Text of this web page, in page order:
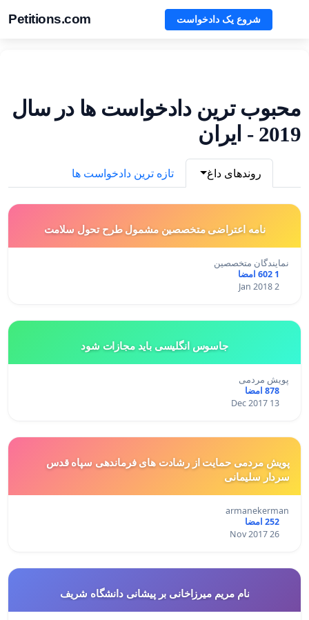
Petitions.com شروع یک دادخواست
محبوب ترین دادخواست ها در سال
2019 - ایران
روندهای داغ تازه ترین دادخواست ها
نامه اعتراضی متخصصین مشمول طرح تحول سلامت
نمایندگان متخصصین
1 602 امضا
2 Jan 2018
جاسوس انگلیسی باید مجازات شود
پویش مردمی
878 امضا
13 Dec 2017
پویش مردمی حمایت از رشادت های فرماندهی سپاه قدس
سردار سلیمانی
armanekerman
252 امضا
26 Nov 2017
نام مریم میرزاخانی بر پیشانی دانشگاه شریف